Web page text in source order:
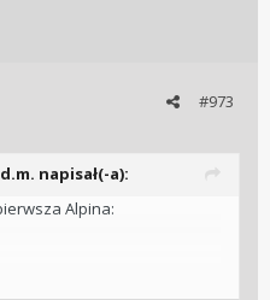
#973
napisał(-a):
Alpina: